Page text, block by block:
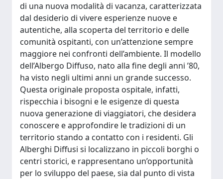
di una nuova modalità di vacanza, caratterizzata
dal desiderio di vivere esperienze nuove e
autentiche, alla scoperta del territorio e delle
comunità ospitanti, con un’attenzione sempre
maggiore nei confronti dell’ambiente. Il modello
dell’Albergo Diffuso, nato alla fine degli anni ’80,
ha visto negli ultimi anni un grande successo.
Questa originale proposta ospitale, infatti,
rispecchia i bisogni e le esigenze di questa
nuova generazione di viaggiatori, che desidera
conoscere e approfondire le tradizioni di un
territorio stando a contatto con i residenti. Gli
Alberghi Diffusi si localizzano in piccoli borghi o
centri storici, e rappresentano un’opportunità
per lo sviluppo del paese, sia dal punto di vista